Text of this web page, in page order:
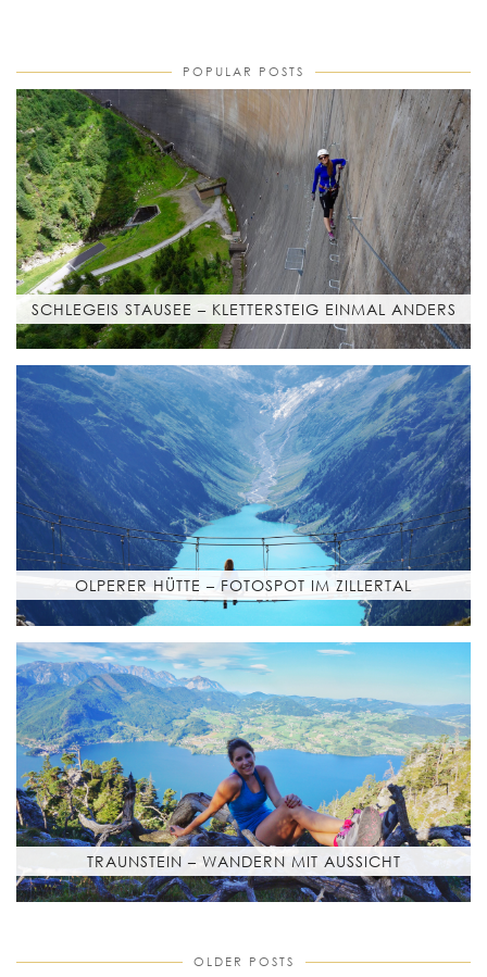
POPULAR POSTS
SCHLEGEIS STAUSEE – KLETTERSTEIG EINMAL ANDERS
OLPERER HÜTTE – FOTOSPOT IM ZILLERTAL
TRAUNSTEIN – WANDERN MIT AUSSICHT
OLDER POSTS